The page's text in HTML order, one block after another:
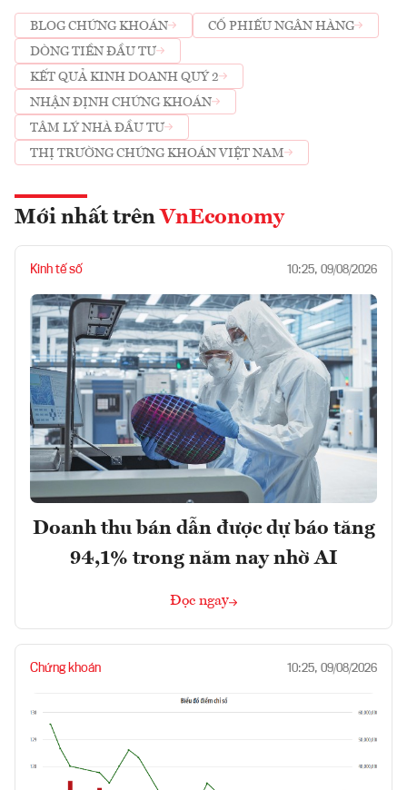
BLOG CHỨNG KHOÁN
CỔ PHIẾU NGÂN HÀNG
DÒNG TIỀN ĐẦU TƯ
KẾT QUẢ KINH DOANH QUÝ 2
NHẬN ĐỊNH CHỨNG KHOÁN
TÂM LÝ NHÀ ĐẦU TƯ
THỊ TRƯỜNG CHỨNG KHOÁN VIỆT NAM
Mới nhất trên VnEconomy
Kinh tế số 10:25, 09/08/2026
Doanh thu bán dẫn được dự báo tăng
94,1% trong năm nay nhờ AI
Đọc ngay
Chứng khoán 10:25, 09/08/2026